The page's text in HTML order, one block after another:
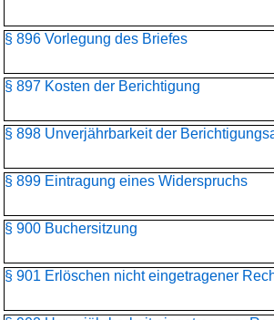
§ 896 Vorlegung des Briefes
§ 897 Kosten der Berichtigung
§ 898 Unverjährbarkeit der
§ 899 Eintragung eines Widerspruchs
§ 900 Buchersitzung
§ 901 Erlöschen nicht eingetragener